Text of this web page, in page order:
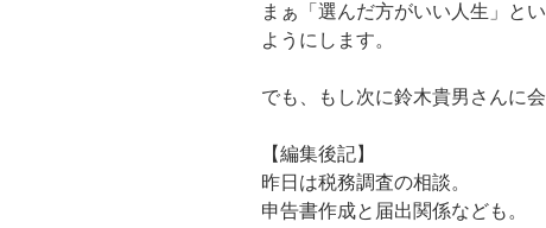
まぁ「選んだ方がいい人生」と
ようにします。
でも、もし次に鈴木貴男さんに
【編集後記】
昨日は税務調査の相談。
申告書作成と届出関係なども。